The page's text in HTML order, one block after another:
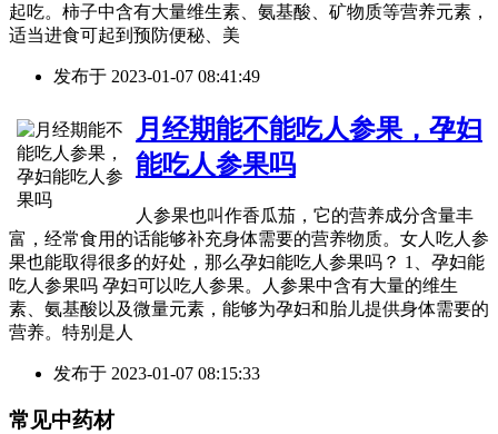
起吃。柿子中含有大量维生素、氨基酸、矿物质等营养元素，
适当进食可起到预防便秘、美
发布于 2023-01-07 08:41:49
月经期能不能吃人参果，孕妇
能吃人参果吗
人参果也叫作香瓜茄，它的营养成分含量丰
富，经常食用的话能够补充身体需要的营养物质。女人吃人参
果也能取得很多的好处，那么孕妇能吃人参果吗？ 1、孕妇能
吃人参果吗 孕妇可以吃人参果。人参果中含有大量的维生
素、氨基酸以及微量元素，能够为孕妇和胎儿提供身体需要的
营养。特别是人
发布于 2023-01-07 08:15:33
常见中药材